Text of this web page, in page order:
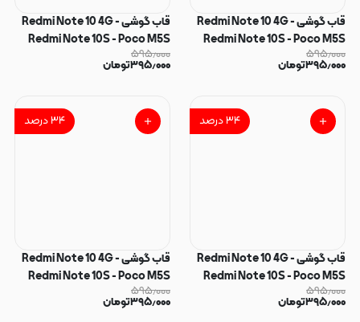
قاب گوشی Redmi Note 10 4G -
Redmi Note 10S - Poco M5S
دار دور مات دکمه کرومی طرح
۵۹۵٫۰۰۰
۳۹۵٫۰۰۰تومان
قاب گوشی Redmi Note 10 4G -
Redmi Note 10S - Poco M5S
دار دور مات دکمه کرومی طرح
۵۹۵٫۰۰۰
۳۹۵٫۰۰۰تومان
۳۴درصد
قاب گوشی Redmi Note 10 4G -
Redmi Note 10S - Poco M5S
دار دور مات دکمه کرومی طرح
۵۹۵٫۰۰۰
۳۹۵٫۰۰۰تومان
۳۴درصد
قاب گوشی Redmi Note 10 4G -
Redmi Note 10S - Poco M5S
دار دور مات دکمه کرومی طرح
۵۹۵٫۰۰۰
۳۹۵٫۰۰۰تومان